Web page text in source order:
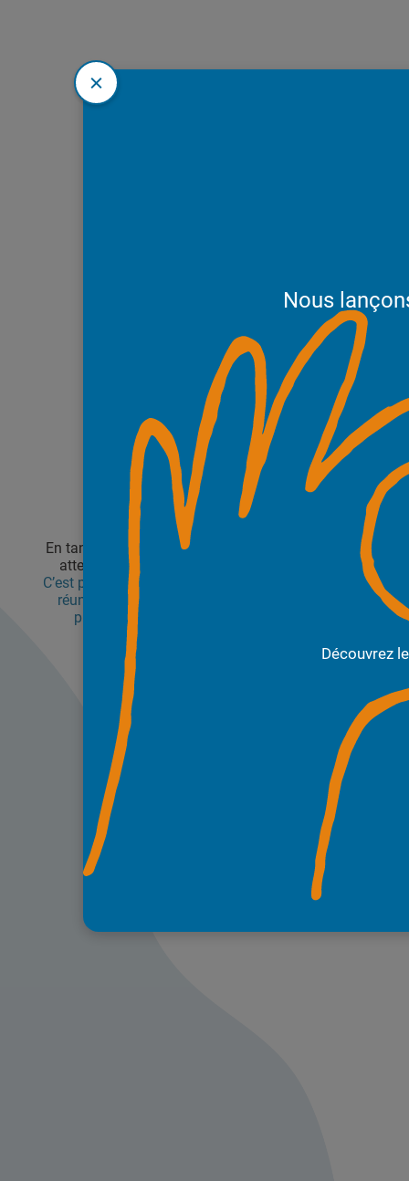
En tant que consommateurs nous avons tous des
attentes différentes en matière d’information.
C’est pourquoi Foodhea propose une solution pour
réunir et décrypter toutes les informations des
produits alimentaires de façon objective.
La transparence, la vraie, pour tous !
Nous
Découvrez